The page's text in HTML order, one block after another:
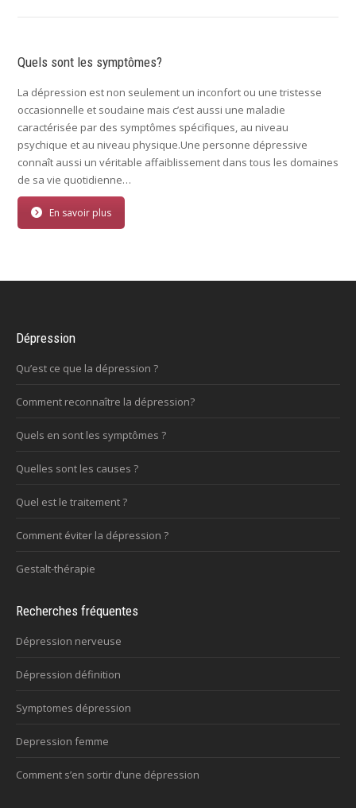
Quels sont les symptômes?
La dépression est non seulement un inconfort ou une tristesse
occasionnelle et soudaine mais c’est aussi une maladie
caractérisée par des symptômes spécifiques, au niveau
psychique et au niveau physique.Une personne dépressive
connaît aussi un véritable affaiblissement dans tous les domaines
de sa vie quotidienne…
En savoir plus
Dépression
Qu’est ce que la dépression ?
Comment reconnaître la dépression?
Quels en sont les symptômes ?
Quelles sont les causes ?
Quel est le traitement ?
Comment éviter la dépression ?
Gestalt-thérapie
Recherches fréquentes
Dépression nerveuse
Dépression définition
Symptomes dépression
Depression femme
Comment s’en sortir d’une dépression